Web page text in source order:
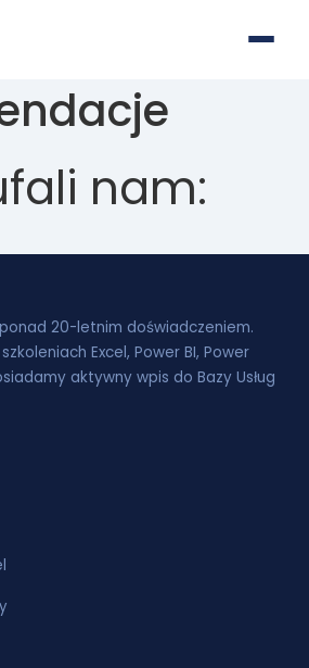
nam:
20-letnim doświadczeniem.
Excel, Power BI, Power
aktywny wpis do Bazy Usług